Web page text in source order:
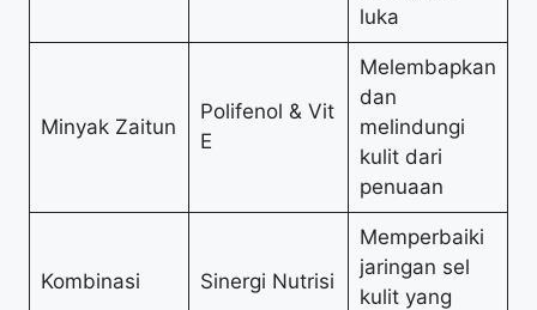
luka
Minyak Zaitun
Polifenol & Vit
E
Melembapkan
dan
melindungi
kulit dari
penuaan
Kombinasi Sinergi Nutrisi
Memperbaiki
jaringan sel
kulit yang